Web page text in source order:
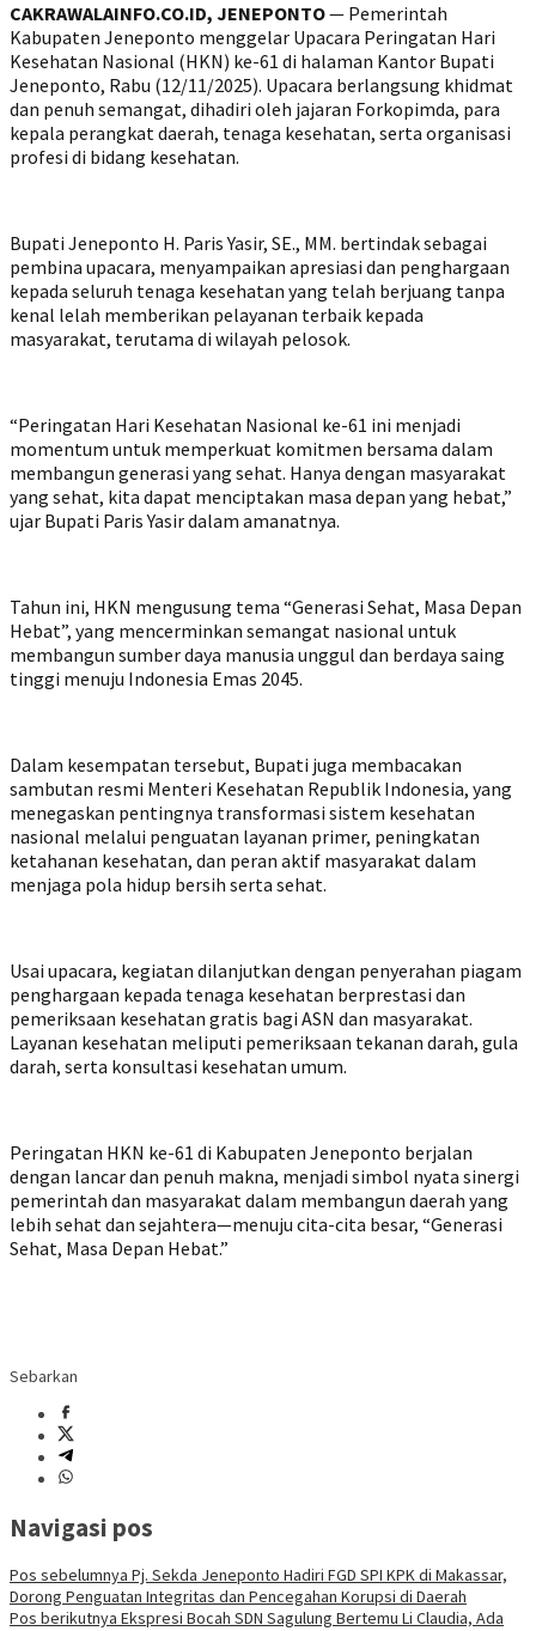
CAKRAWALAINFO.CO.ID, JENEPONTO— Pemerintah
Kabupaten Jeneponto menggelar Upacara Peringatan Hari
Kesehatan Nasional (HKN) ke-61 di halaman Kantor Bupati
Jeneponto, Rabu (12/11/2025). Upacara berlangsung khidmat
dan penuh semangat, dihadiri oleh jajaran Forkopimda, para
kepala perangkat daerah, tenaga kesehatan, serta organisasi
profesi di bidang kesehatan.
Bupati Jeneponto H. Paris Yasir, SE., MM. bertindak sebagai
pembina upacara, menyampaikan apresiasi dan penghargaan
kepada seluruh tenaga kesehatan yang telah berjuang tanpa
kenal lelah memberikan pelayanan terbaik kepada
masyarakat, terutama di wilayah pelosok.
“Peringatan Hari Kesehatan Nasional ke-61 ini menjadi
momentum untuk memperkuat komitmen bersama dalam
membangun generasi yang sehat. Hanya dengan masyarakat
yang sehat, kita dapat menciptakan masa depan yang hebat,”
ujar Bupati Paris Yasir dalam amanatnya.
Tahun ini, HKN mengusung tema “Generasi Sehat, Masa Depan
Hebat”, yang mencerminkan semangat nasional untuk
membangun sumber daya manusia unggul dan berdaya saing
tinggi menuju Indonesia Emas 2045.
Dalam kesempatan tersebut, Bupati juga membacakan
sambutan resmi Menteri Kesehatan Republik Indonesia, yang
menegaskan pentingnya transformasi sistem kesehatan
nasional melalui penguatan layanan primer, peningkatan
ketahanan kesehatan, dan peran aktif masyarakat dalam
menjaga pola hidup bersih serta sehat.
Usai upacara, kegiatan dilanjutkan dengan penyerahan piagam
penghargaan kepada tenaga kesehatan berprestasi dan
pemeriksaan kesehatan gratis bagi ASN dan masyarakat.
Layanan kesehatan meliputi pemeriksaan tekanan darah, gula
darah, serta konsultasi kesehatan umum.
Peringatan HKN ke-61 di Kabupaten Jeneponto berjalan
dengan lancar dan penuh makna, menjadi simbol nyata sinergi
pemerintah dan masyarakat dalam membangun daerah yang
lebih sehat dan sejahtera—menuju cita-cita besar, “Generasi
Sehat, Masa Depan Hebat.”
Sebarkan
Navigasi pos
Pos sebelumnya Pj. Sekda Jeneponto Hadiri FGD SPI KPK di Makassar,
Dorong Penguatan Integritas dan Pencegahan Korupsi di Daerah
Pos berikutnya Ekspresi Bocah SDN Sagulung Bertemu Li Claudia, Ada